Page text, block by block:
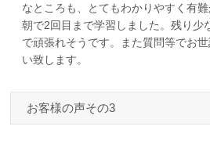
なところも、とてもわかりやすく有
朝で2回目まで学習しました。残り少
で頑張れそうです。また質問等でお
い致します。
お客様の声その3